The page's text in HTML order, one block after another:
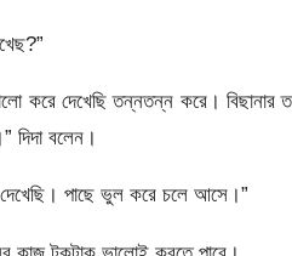
করে দেখেছি তন্নতন্ন করে। বিছানার
দিদা বলেন।
পাছে ভুল করে চলে আসে।”